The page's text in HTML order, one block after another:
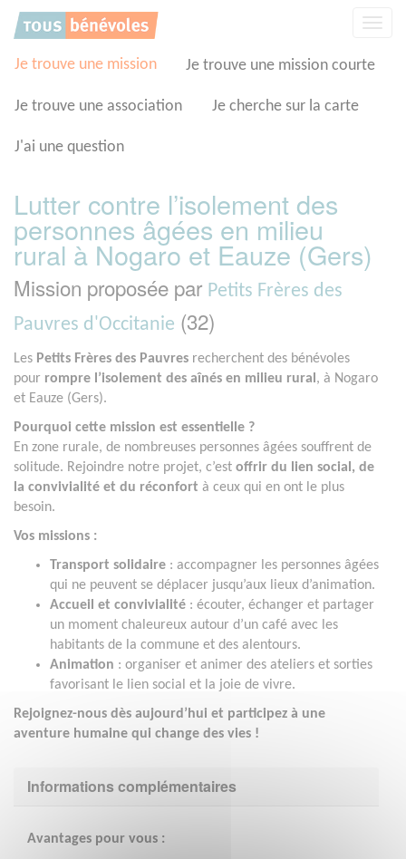
Je trouve une mission Je trouve une mission courte
Je trouve une association Je cherche sur la carte
J'ai une question
Lutter contre l’isolement des
personnes âgées en milieu
rural à Nogaro et Eauze (Gers)
Mission proposée par Petits Frères des
Pauvres d'Occitanie (32)
Les Petits Frères des Pauvres recherchent des bénévoles
pour rompre l’isolement des aînés en milieu rural , à Nogaro
et Eauze (Gers).
Pourquoi cette mission est essentielle ?
En zone rurale, de nombreuses personnes âgées souffrent de
solitude. Rejoindre notre projet, c’est offrir du lien social, de
la convivialité et du réconfort à ceux qui en ont le plus
besoin.
Vos missions :
Transport solidaire : accompagner les personnes âgées
qui ne peuvent se déplacer jusqu’aux lieux d’animation.
Accueil et convivialité : écouter, échanger et partager
un moment chaleureux autour d’un café avec les
habitants de la commune et des alentours.
Animation : organiser et animer des ateliers et sorties
favorisant le lien social et la joie de vivre.
Rejoignez-nous dès aujourd’hui et participez à une
aventure humaine qui change des vies !
Informations complémentaires
Avantages pour vous :
Panneau de gestion des cookies